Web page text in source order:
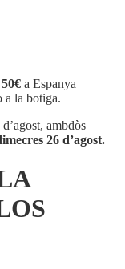
50€ a Espanya
a la botiga.
ambdòs
26 d’agost.